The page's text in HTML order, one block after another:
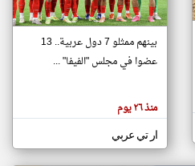
تغيير الدولة
اخبار جزر القمر على مدار الساعة
أهم اخبار جزر القمر العاجلة والمباشرة
بينهم ممثلو 7 دول عربية.. 13
عضوا في مجلس "الفيفا" ...
منذ ٢٦ يوم
ار تي عربي
klyoum.com